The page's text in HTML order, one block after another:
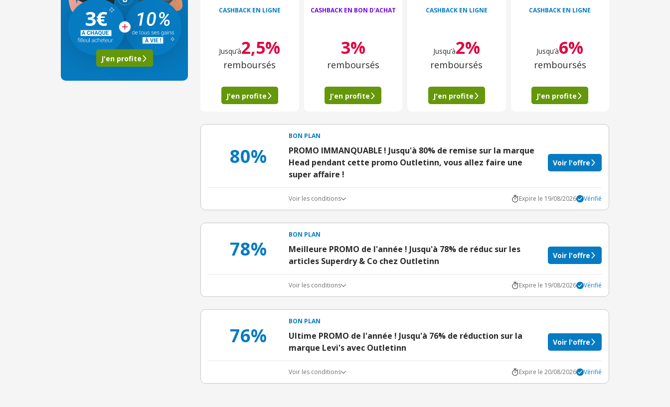
3€
J'en profite
CASHBACK EN LIGNE
Jusqu’à2,5%
remboursés
J'en profite
CASHBACK EN BON D'ACHAT
3%
remboursés
J'en profite
CASHBACK EN LIGNE
Jusqu’à2%
remboursés
J'en profite
CASHBACK EN LIGNE
Jusqu’à6%
remboursés
J'en profite
80%
BON PLAN
PROMO IMMANQUABLE ! Jusqu'à 80% de remise sur la marque
Head pendant cette promo Outletinn, vous allez faire une
super affaire !
Voir l'offre
Voir les conditions Expire le 19/08/2026 Vérifié
78%
BON PLAN
Meilleure PROMO de l'année ! Jusqu'à 78% de réduc sur les
articles Superdry & Co chez Outletinn
Voir l'offre
Voir les conditions Expire le 19/08/2026 Vérifié
76%
BON PLAN
Ultime PROMO de l'année ! Jusqu'à 76% de réduction sur la
marque Levi's avec Outletinn
Voir l'offre
Voir les conditions Expire le 20/08/2026 Vérifié